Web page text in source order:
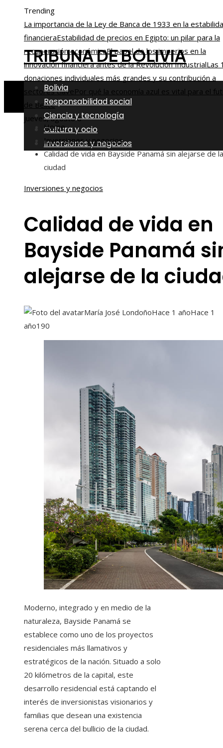
Trending
La importancia de la Ley de Banca de 1933 en la
financieraEstabilidad de precios en Egipto: un pilar para la
recuperación económicaEl papel de los imperios en la
innovación financiera antes de la Revolución IndustrialLas
donaciones individuales más grandes y su contribución a
sectores clavePor qué la economía azul es vital para el
de Belice
jueves, agosto 6
TRIBUNA DE BOLIVIA
Bolivia
Responsabilidad social
Ciencia y tecnología
Cultura y ocio
Inversiones y negocios
Home
Inversiones y negocios
Calidad de vida en Bayside Panamá sin alejarse de la
ciudad
Inversiones y negocios
Calidad de vida en
Bayside Panamá
alejarse de la
María José LondoñoHace 1 añoHace 1
año190
Moderno, integrado y en medio de la
naturaleza, Bayside Panamá se
establece como uno de los proyectos
residenciales más llamativos y
estratégicos de la nación. Situado a solo
20 kilómetros de la capital, este
desarrollo residencial está captando el
interés de inversionistas visionarios y
familias que desean una existencia
serena cerca del bullicio de la ciudad.